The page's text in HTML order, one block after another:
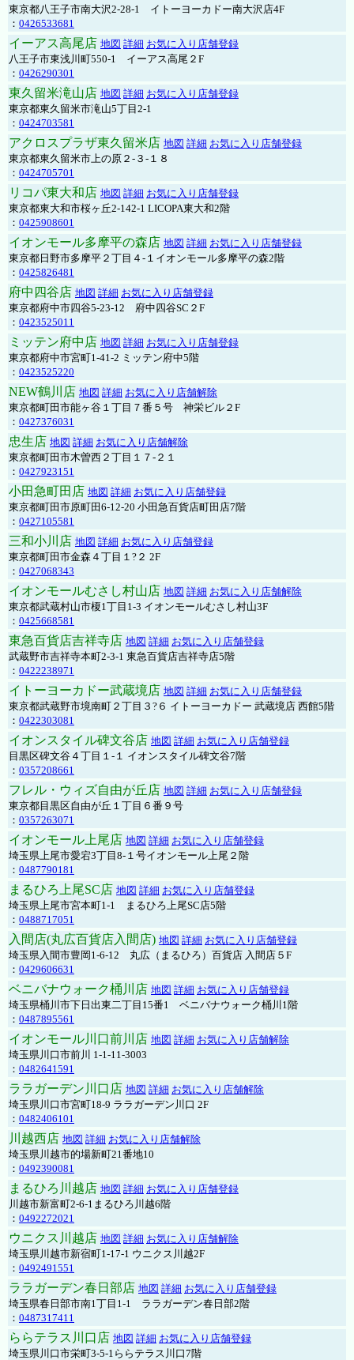
東京都八王子市南大沢2-28-1 イトーヨーカドー南大沢店4F
： 0426533681
イーアス高尾店 地図 詳細 お気に入り店舗登録
八王子市東浅川町550-1 イーアス高尾２F
： 0426290301
東久留米滝山店 地図 詳細 お気に入り店舗登録
東京都東久留米市滝山5丁目2-1
： 0424703581
アクロスプラザ東久留米店 地図 詳細 お気に入り店舗登録
東京都東久留米市上の原２-３-１８
： 0424705701
リコパ東大和店 地図 詳細 お気に入り店舗登録
東京都東大和市桜ヶ丘2-142-1 LICOPA東大和2階
： 0425908601
イオンモール多摩平の森店 地図 詳細 お気に入り店舗登録
東京都日野市多摩平２丁目４-１イオンモール多摩平の森2階
： 0425826481
府中四谷店 地図 詳細 お気に入り店舗登録
東京都府中市四谷5-23-12 府中四谷SC２F
： 0423525011
ミッテン府中店 地図 詳細 お気に入り店舗登録
東京都府中市宮町1-41-2 ミッテン府中5階
： 0423525220
NEW鶴川店 地図 詳細 お気に入り店舗解除
東京都町田市能ヶ谷１丁目７番５号 神栄ビル２F
： 0427376031
忠生店 地図 詳細 お気に入り店舗解除
東京都町田市木曽西２丁目１７-２１
： 0427923151
小田急町田店 地図 詳細 お気に入り店舗登録
東京都町田市原町田6-12-20 小田急百貨店町田店7階
： 0427105581
三和小川店 地図 詳細 お気に入り店舗登録
東京都町田市金森４丁目１?２ 2F
： 0427068343
イオンモールむさし村山店 地図 詳細 お気に入り店舗解除
東京都武蔵村山市榎1丁目1-3 イオンモールむさし村山3F
： 0425668581
東急百貨店吉祥寺店 地図 詳細 お気に入り店舗登録
武蔵野市吉祥寺本町2-3-1 東急百貨店吉祥寺店5階
： 0422238971
イトーヨーカドー武蔵境店 地図 詳細 お気に入り店舗登録
東京都武蔵野市境南町２丁目３?６ イトーヨーカドー 武蔵境店 西館5階
： 0422303081
イオンスタイル碑文谷店 地図 詳細 お気に入り店舗登録
目黒区碑文谷４丁目１-１ イオンスタイル碑文谷7階
： 0357208661
フレル・ウィズ自由が丘店 地図 詳細 お気に入り店舗登録
東京都目黒区自由が丘１丁目６番９号
： 0357263071
イオンモール上尾店 地図 詳細 お気に入り店舗登録
埼玉県上尾市愛宕3丁目8-１号イオンモール上尾２階
： 0487790181
まるひろ上尾SC店 地図 詳細 お気に入り店舗登録
埼玉県上尾市宮本町1-1 まるひろ上尾SC店5階
： 0488717051
入間店(丸広百貨店入間店) 地図 詳細 お気に入り店舗登録
埼玉県入間市豊岡1-6-12 丸広（まるひろ）百貨店 入間店５F
： 0429606631
ベニバナウォーク桶川店 地図 詳細 お気に入り店舗登録
埼玉県桶川市下日出東二丁目15番1 ベニバナウォーク桶川1階
： 0487895561
イオンモール川口前川店 地図 詳細 お気に入り店舗解除
埼玉県川口市前川 1-1-11-3003
： 0482641591
ララガーデン川口店 地図 詳細 お気に入り店舗解除
埼玉県川口市宮町18-9 ララガーデン川口 2F
： 0482406101
川越西店 地図 詳細 お気に入り店舗解除
埼玉県川越市的場新町21番地10
： 0492390081
まるひろ川越店 地図 詳細 お気に入り店舗登録
川越市新富町2-6-1まるひろ川越6階
： 0492272021
ウニクス川越店 地図 詳細 お気に入り店舗解除
埼玉県川越市新宿町1-17-1 ウニクス川越2F
： 0492491551
ララガーデン春日部店 地図 詳細 お気に入り店舗登録
埼玉県春日部市南1丁目1-1 ララガーデン春日部2階
： 0487317411
ららテラス川口店 地図 詳細 お気に入り店舗登録
埼玉県川口市栄町3-5-1ららテラス川口7階